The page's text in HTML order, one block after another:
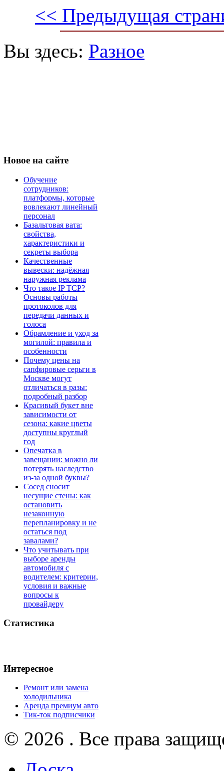
<< Предыдущая
Вы здесь: Разное
Новое на сайте
Обучение
сотрудников:
платформы, которые
вовлекают линейный
персонал
Базальтовая вата:
свойства,
характеристики и
секреты выбора
Качественные
вывески: надёжная
наружная реклама
Что такое IP TCP?
Основы работы
протоколов для
передачи данных и
голоса
Обрамление и уход за
могилой: правила и
особенности
Почему цены на
сапфировые серьги в
Москве могут
отличаться в разы:
подробный разбор
Красивый букет вне
зависимости от
сезона: какие цветы
доступны круглый
год
Опечатка в
завещании: можно ли
потерять наследство
из-за одной буквы?
Сосед сносит
несущие стены: как
остановить
незаконную
перепланировку и не
остаться под
завалами?
Что учитывать при
выборе аренды
автомобиля с
водителем: критерии,
условия и важные
вопросы к
провайдеру
Статистика
Интересное
Ремонт или замена
холодильника
Аренда премиум авто
Тик-ток подписчики
© 2026 . Все права